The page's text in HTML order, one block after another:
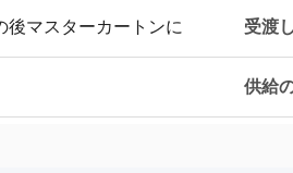
後マスターカートンに 受渡
供給